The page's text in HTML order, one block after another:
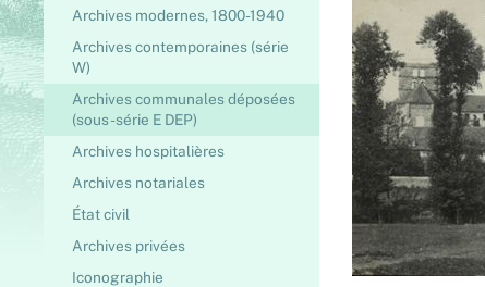
Archives modernes, 1800-1940
Archives contemporaines (série
W)
Archives communales déposées
(sous-série E DEP)
Archives hospitalières
Archives notariales
État civil
Archives privées
Iconographie